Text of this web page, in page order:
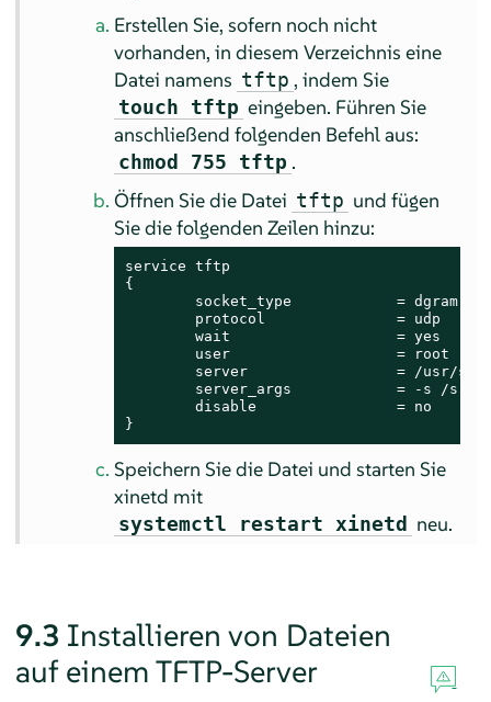
Erstellen Sie, sofern noch nicht
vorhanden, in diesem Verzeichnis eine
Datei namens tftp , indem Sie
touch tftp eingeben. Führen Sie
anschließend folgenden Befehl aus:
chmod 755 tftp .
Öffnen Sie die Datei tftp und fügen
Sie die folgenden Zeilen hinzu:
service tftp
{
        socket_type            = dgram
        protocol               = udp
        wait                   = yes
        user                   = root
server                 = /usr/
server_args            = -s /srv/
        disable                = no
}
Speichern Sie die Datei und starten Sie
xinetd mit
systemctl restart xinetd neu.
9.3 Installieren von Dateien
auf einem TFTP-Server